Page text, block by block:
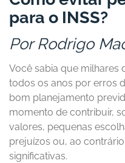
para o INSS?
Por Rodrigo
Você sabia que milhares
todos os anos por erros
bom planejamento
momento de contribuir,
valores, pequenas
prejuízos ou, ao
significativas.